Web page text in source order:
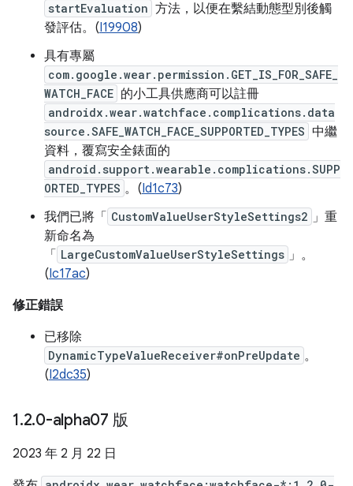
startEvaluation 方法，以便在繫結動態型別後觸
發評估。(I19908)
具有專屬
com.google.wear.permission.GET_IS_FOR_SAFE_
WATCH_FACE 的小工具供應商可以註冊
androidx.wear.watchface.complications.data
source.SAFE_WATCH_FACE_SUPPORTED_TYPES 中繼
資料，覆寫安全錶面的
android.support.wearable.complications.SUPP
ORTED_TYPES 。(Id1c73)
我們已將「
CustomValueUserStyleSettings2 」重
新命名為
「
LargeCustomValueUserStyleSettings 」。
(Ic17ac)
修正錯誤
已移除
DynamicTypeValueReceiver#onPreUpdate 。
(I2dc35)
1.2.0-alpha07 版
2023 年 2 月 22 日